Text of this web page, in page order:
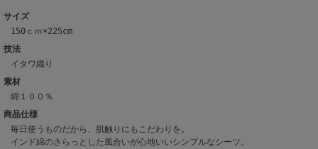
サイズ
150ｃｍ×225cm
技法
イタワ織り
素材
綿１００％
商品仕様
毎日使うものだから、肌触りにもこだわりを。
インド綿のさらっとした風合いが心地いいシンプルなシーツ。